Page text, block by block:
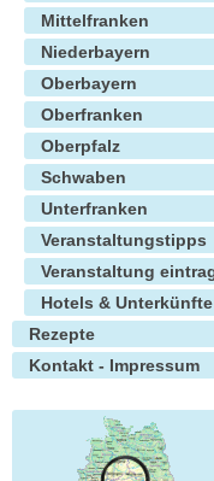
Mittelfranken
Niederbayern
Oberbayern
Oberfranken
Oberpfalz
Schwaben
Unterfranken
Veranstaltungstipps
Veranstaltung
Hotels & Unterkünfte
Rezepte
Kontakt - Impressum